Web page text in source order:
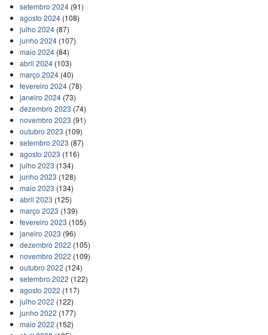
setembro 2024(91)
agosto 2024(108)
julho 2024(87)
junho 2024(107)
maio 2024(84)
abril 2024(103)
março 2024(40)
fevereiro 2024(78)
janeiro 2024(73)
dezembro 2023 (74)
novembro 2023 (91)
outubro 2023 (109)
setembro 2023 (87)
agosto 2023 (116)
julho 2023 (134)
junho 2023 (128)
maio 2023 (134)
abril 2023 (125)
março 2023 (139)
fevereiro 2023 (105)
janeiro 2023 (96)
dezembro 2022 (105)
novembro 2022 (109)
outubro 2022 (124)
setembro 2022 (122)
agosto 2022 (117)
julho 2022 (122)
junho 2022 (177)
maio 2022 (152)